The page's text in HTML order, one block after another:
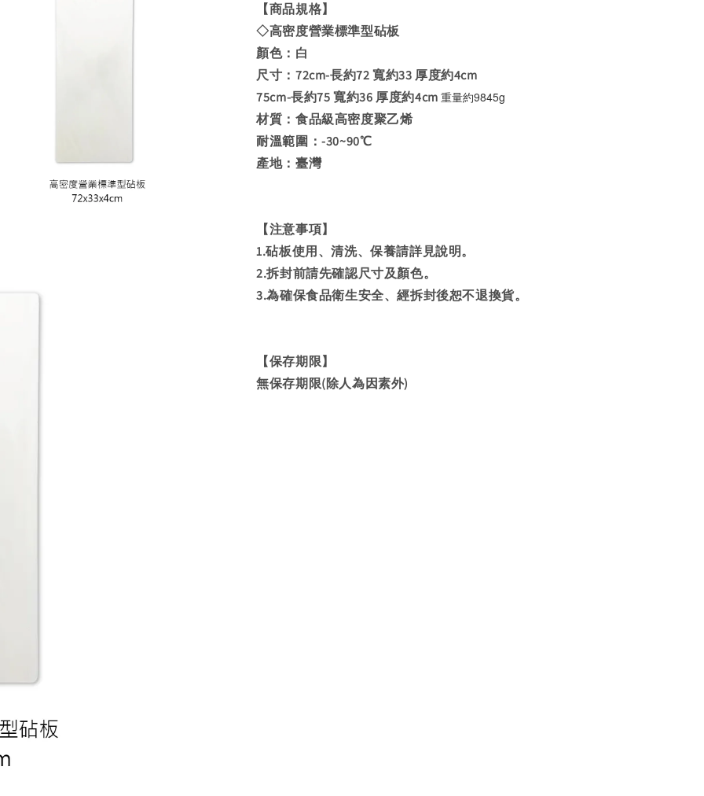
【商品規格】
◇高密度營業標準型砧板
顏色：白
尺寸：72cm-長約72 寬約33 厚度約4cm
75cm-長約75 寬約36 厚度約4cm重量約9845g
材質：食品級高密度聚乙烯
耐溫範圍：-30~90℃
產地：臺灣
【注意事項】
1.砧板使用、清洗、保養請詳見說明。
2.拆封前請先確認尺寸及顏色。
3.為確保食品衛生安全、經拆封後恕不退換貨。
【保存期限】
無保存期限(除人為因素外)